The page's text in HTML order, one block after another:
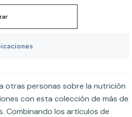
otras personas sobre la nutrición
con esta colección de más de
Combinando los artículos de